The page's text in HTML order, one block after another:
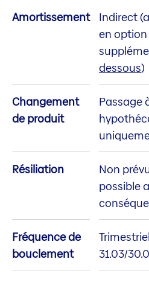
Amortissement
Indirect
en
dessous)
Changement
de produit
Passage
Résiliation
Non
possible
Fréquence de
bouclement
31.03/